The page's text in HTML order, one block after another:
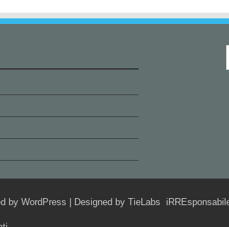
by WordPress | Designed by TieLabs